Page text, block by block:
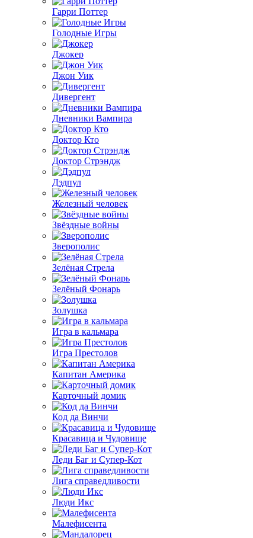
Гарри Поттер
Голодные Игры
Джокер
Джон Уик
Дивергент
Дневники Вампира
Доктор Кто
Доктор Стрэндж
Дэдпул
Железный человек
Звёздные войны
Зверополис
Зелёная Стрела
Зелёный Фонарь
Золушка
Игра в кальмара
Игра Престолов
Капитан Америка
Карточный домик
Код да Винчи
Красавица и Чудовище
Леди Баг и Супер-Кот
Лига справедливости
Люди Икс
Малефисента